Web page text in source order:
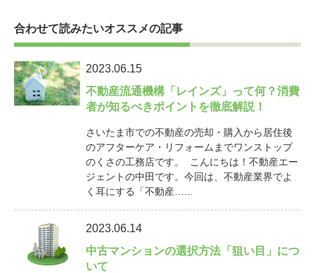
合わせて読みたいオススメの記事
2023.06.15
不動産流通機構「レインズ」って何？消費
者が知るべきポイントを徹底解説！
さいたま市での不動産の売却・購入から居住後
のアフターケア・リフォームまでワンストップ
のくさの工務店です。 こんにちは！不動産エー
ジェントの中田です。今回は、不動産業界でよ
く耳にする「不動産…...
2023.06.14
中古マンションの選択方法「狙い目」につ
いて